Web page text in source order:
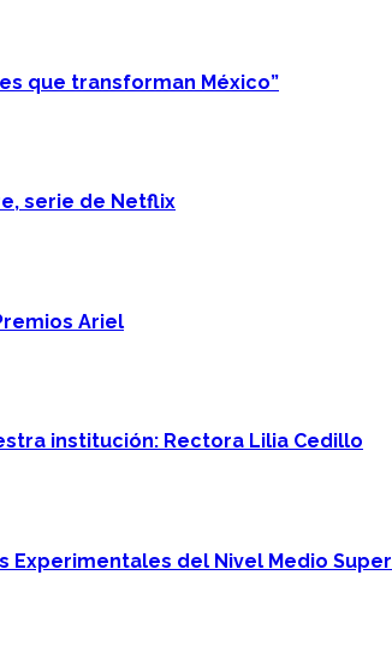
que transforman México”
serie de Netflix
Ariel
institución: Rectora Lilia Cedillo
Experimentales del Nivel Medio